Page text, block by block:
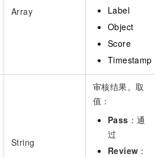
Array
Label
Object
Score
Timestamp
String
审核结果。取
值：
Pass ：通
过
Review ：